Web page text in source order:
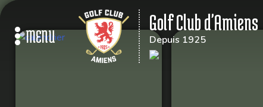
Golf Club d'Amiens
Depuis 1925